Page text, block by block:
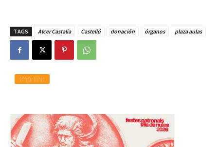
TAGS Alcer Castalia Castelló donación órganos plaza aulas
Imprimir